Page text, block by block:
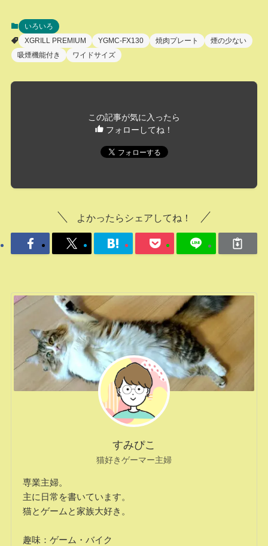
いろいろ
XGRILL PREMIUM
YGMC-FX130 焼肉プレート
煙の少ない
吸煙機能付き
ワイドサイズ
この記事が気に入ったら
フォローしてね！
よかったらシェアしてね！
すみぴこ
猫好きゲーマー主婦
専業主婦。
主に日常を書いています。
猫とゲームと家族大好き。
趣味：ゲーム・バイク